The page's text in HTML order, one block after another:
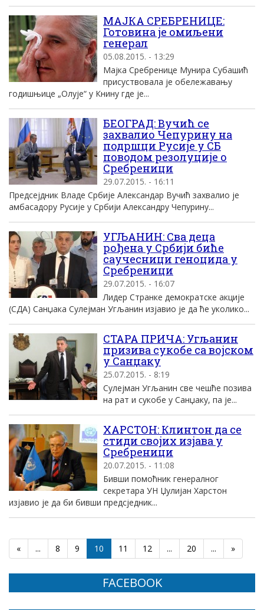
МАЈКА СРЕБРЕНИЦЕ:
Готовина је омиљени
генерал
05.08.2015. - 13:29
Мајка Сребренице Мунира Субашић
присуствовала је обележавању
годишњице „Олује“ у Книну где је...
БЕОГРАД: Вучић се
захвалио Чепурину на
подршци Русије у СБ
поводом резолуције о
Сребреници
29.07.2015. - 16:11
Предсејдник Владе Србије Александар Вучић захвалио је
амбасадору Русије у Србији Александру Чепурину...
УГЉАНИН: Сва деца
рођена у Србији биће
саучесници геноцида у
Сребреници
29.07.2015. - 16:07
Лидер Странке демократске акције
(СДА) Санџака Сулејман Угљанин изјавио је да ће уколико...
СТАРА ПРИЧА: Угљанин
призива сукобе са војском
у Санџаку
25.07.2015. - 8:19
Сулејман Угљанин све чешће позива
на рат и сукобе у Санџаку, па је...
ХАРСТОН: Клинтон да се
стиди својих изјава у
Сребреници
20.07.2015. - 11:08
Бивши помоћник генералног
секретара УН Џулијан Харстон
изјавио је да би бивши предсједник...
« ... 8 9 10 11 12 ... 20 ... »
FACEBOOK